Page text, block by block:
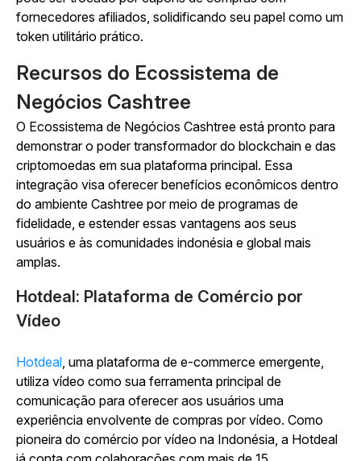
fornecedores afiliados, solidificando seu papel como um
token utilitário prático.
Recursos do Ecossistema de
Negócios Cashtree
O Ecossistema de Negócios Cashtree está pronto para
demonstrar o poder transformador do blockchain e das
criptomoedas em sua plataforma principal. Essa
integração visa oferecer benefícios econômicos dentro
do ambiente Cashtree por meio de programas de
fidelidade, e estender essas vantagens aos seus
usuários e às comunidades indonésia e global mais
amplas.
Hotdeal: Plataforma de Comércio por
Vídeo
Hotdeal, uma plataforma de e-commerce emergente,
utiliza vídeo como sua ferramenta principal de
comunicação para oferecer aos usuários uma
experiência envolvente de compras por vídeo. Como
pioneira do comércio por vídeo na Indonésia, a Hotdeal